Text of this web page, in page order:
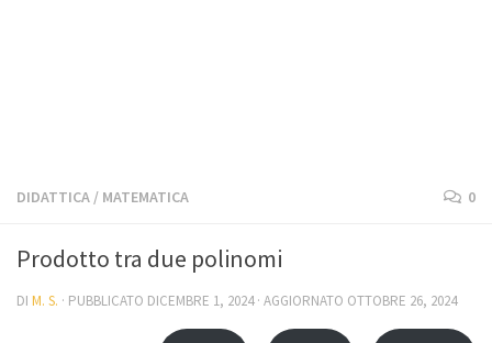
DIDATTICA / MATEMATICA 0
Prodotto tra due polinomi
DI M. S. · PUBBLICATO DICEMBRE 1, 2024· AGGIORNATO OTTOBRE 26, 2024